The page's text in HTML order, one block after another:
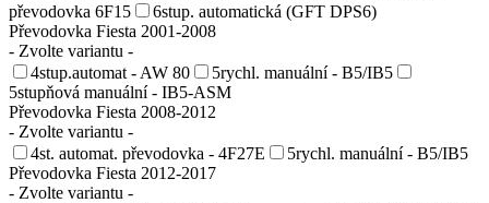
převodovka 6F15
6stup. automatická (GFT DPS6)
Převodovka Fiesta 2001-2008
- Zvolte variantu -
4stup.automat - AW 80
5rychl. manuální - B5/IB5
5stupňová manuální - IB5-ASM
Převodovka Fiesta 2008-2012
- Zvolte variantu -
4st. automat. převodovka - 4F27E
5rychl. manuální - B5/IB5
Převodovka Fiesta 2012-2017
- Zvolte variantu -